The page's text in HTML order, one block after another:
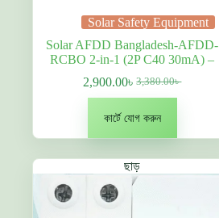
Solar Safety Equipment
Solar AFDD Bangladesh-AFDD-
RCBO 2-in-1 (2P C40 30mA) –
3,380.00৳
Original
price
was:
2,900.00৳বর্তমান
দাম:
2,900.00৳ .
কার্টে যোগ করুন
ছাড়